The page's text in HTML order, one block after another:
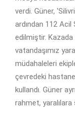
verdi. Güner,
ardından 112 Acil
edilmiştir. Kazada
vatandaşımız
müdahaleleri
çevredeki
kullandı. Güner
rahmet,